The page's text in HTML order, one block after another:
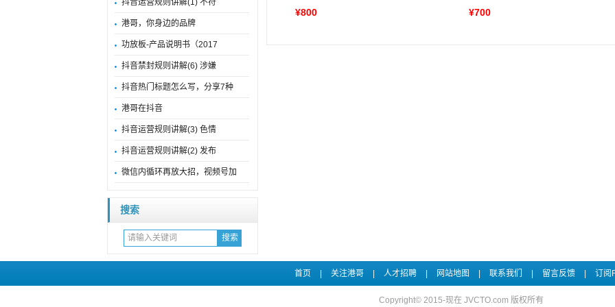
抖音运营规则讲解(1) 不符
港哥，你身边的品牌
功放板-产品说明书（2017
抖音禁封规则讲解(6) 涉嫌
抖音热门标题怎么写，分享7种
港哥在抖音
抖音运营规则讲解(3) 色情
抖音运营规则讲解(2) 发布
微信内循环再放大招，视频号加
搜索
¥800 ¥700
首页 关注港哥 人才招聘 网站地图 联系我们 留言反馈 订阅
Copyright© 2015-现在 JVCTO.com 版权所有